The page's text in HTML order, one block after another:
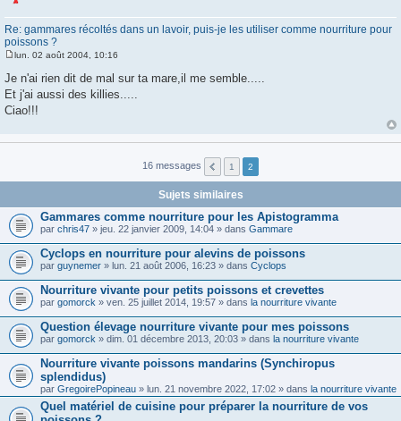
Re: gammares récoltés dans un lavoir, puis-je les utiliser comme nourriture pour
poissons ?
s
s
g
lun. 02 août 2004, 10:16
Je n'ai rien dit de mal sur ta mare,il me semble.....
Et j'ai aussi des killies.....
Ciao!!!
16 messages 1 2
Sujets similaires
Gammares comme nourriture pour les Apistogramma
par chris47 » jeu. 22 janvier 2009, 14:04 » dans Gammare
Cyclops en nourriture pour alevins de poissons
par guynemer » lun. 21 août 2006, 16:23 » dans Cyclops
Nourriture vivante pour petits poissons et crevettes
par gomorck » ven. 25 juillet 2014, 19:57 » dans la nourriture vivante
Question élevage nourriture vivante pour mes poissons
par gomorck » dim. 01 décembre 2013, 20:03 » dans la nourriture vivante
Nourriture vivante poissons mandarins (Synchiropus
splendidus)
par GregoirePopineau » lun. 21 novembre 2022, 17:02 » dans la nourriture vivante
Quel matériel de cuisine pour préparer la nourriture de vos